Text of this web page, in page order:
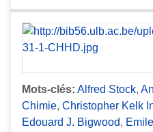
Mots-clés: Alfred Stock,
Chimie, Christopher Kelk
Edouard J. Bigwood,